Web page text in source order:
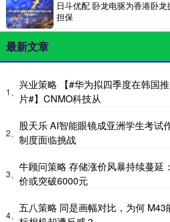
日斗优配 卧龙电驱为香港卧
担保
最新文章
1、
兴业策略 【#华为拟四季度在韩国
片#】CNMO科技从
2、
股天乐 AI智能眼镜成亚洲学生考试
制度面临挑战
3、
牛顾问策略 存储涨价风暴持续蔓延
价或突破6000元
4、
五八策略 同是画幅对比，为何